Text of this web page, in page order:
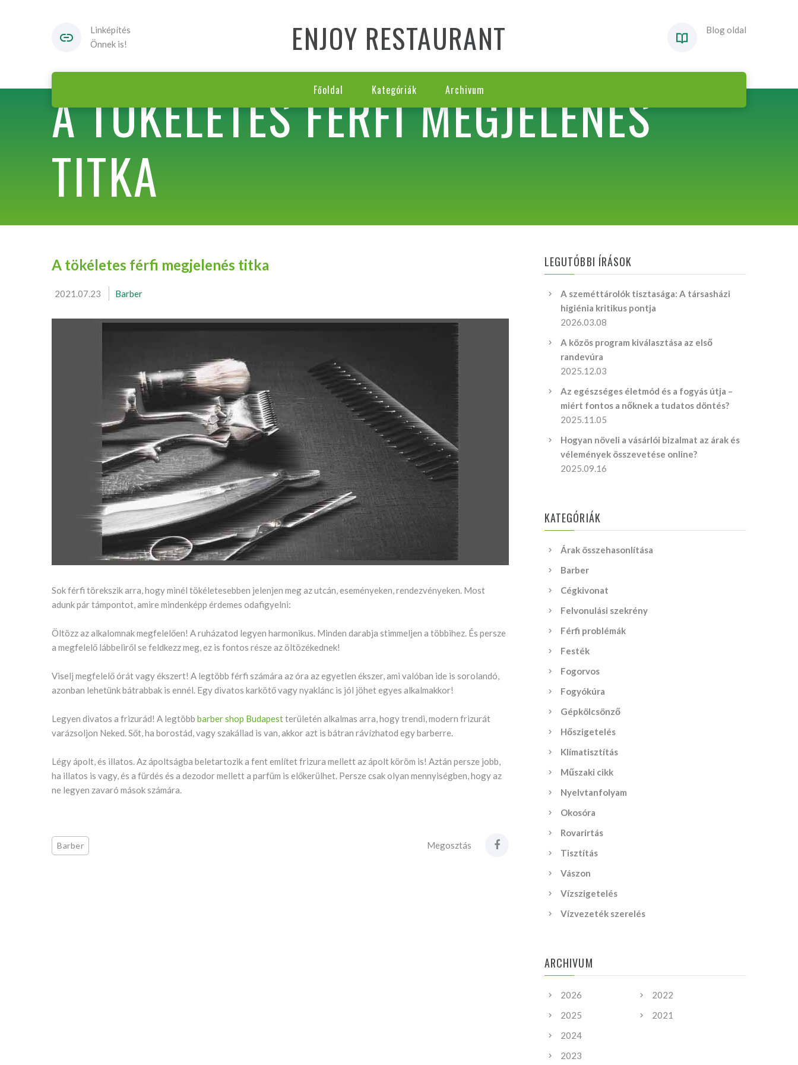
Linképítés
Önnek is!
ENJOY RESTAURANT Blog oldal
Főoldal Kategóriák Archivum
A TÖKÉLETES FÉRFI MEGJELENÉS
TITKA
A tökéletes férfi megjelenés titka
2021.07.23 Barber
Sok férfi törekszik arra, hogy minél tökéletesebben jelenjen meg az utcán, eseményeken, rendezvényeken. Most
adunk pár támpontot, amire mindenképp érdemes odafigyelni:
Öltözz az alkalomnak megfelelően! A ruházatod legyen harmonikus. Minden darabja stimmeljen a többihez. És persze
a megfelelő lábbeliről se feldkezz meg, ez is fontos része az öltözékednek!
Viselj megfelelő órát vagy ékszert! A legtöbb férfi számára az óra az egyetlen ékszer, ami valóban ide is sorolandó,
azonban lehetünk bátrabbak is ennél. Egy divatos karkötő vagy nyaklánc is jól jöhet egyes alkalmakkor!
Legyen divatos a frizurád! A legtöbbbarber shop Budapestterületén alkalmas arra, hogy trendi, modern frizurát
varázsoljon Neked. Sőt, ha borostád, vagy szakállad is van, akkor azt is bátran rávízhatod egy barberre.
Légy ápolt, és illatos. Az ápoltságba beletartozik a fent említet frizura mellett az ápolt köröm is! Aztán persze jobb,
ha illatos is vagy, és a fürdés és a dezodor mellett a parfüm is előkerülhet. Persze csak olyan mennyiségben, hogy az
ne legyen zavaró mások számára.
Barber Megosztás
LEGUTÓBBI ÍRÁSOK
A szeméttárolók tisztasága: A társasházi
higiénia kritikus pontja
2026.03.08
A közös program kiválasztása az első
randevúra
2025.12.03
Az egészséges életmód és a fogyás útja –
miért fontos a nőknek a tudatos döntés?
2025.11.05
Hogyan növeli a vásárlói bizalmat az árak és
vélemények összevetése online?
2025.09.16
KATEGÓRIÁK
Árak összehasonlítása
Barber
Cégkivonat
Felvonulási szekrény
Férfi problémák
Festék
Fogorvos
Fogyókúra
Gépkölcsönző
Hőszigetelés
Klímatisztítás
Műszaki cikk
Nyelvtanfolyam
Okosóra
Rovarirtás
Tisztítás
Vászon
Vízszigetelés
Vízvezeték szerelés
ARCHIVUM
2026
2025
2024
2023
2022
2021